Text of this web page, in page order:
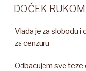
DOČEK
Vlada je za slobodu i
za cenzuru
Odbacujem sve teze